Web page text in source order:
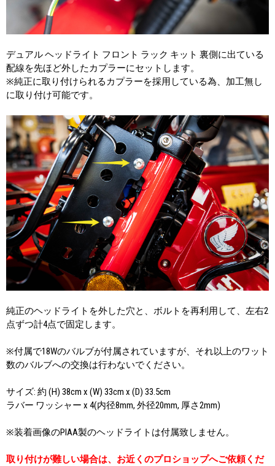
デュアル ヘッドライト フロント ラック キット 裏側に出ている
配線を先ほど外したカプラーにセットします。
※純正に取り付けられるカプラーを採用している為、加工無し
に取り付け可能です。
純正のヘッドライトを外した穴と、ボルトを再利用して、左右2
点ずつ計4点で固定します。
※付属で18Wのバルブが付属されていますが、それ以上のワット
数のバルブへの交換は行わないでください。
サイズ: 約 (H) 38cm x (W) 33cm x (D) 33.5cm
ラバー ワッシャー x 4(内径8mm, 外径20mm, 厚さ2mm)
※装着画像のPIAA製のヘッドライトは付属致しません。
取り付けが難しい場合は、お近くのプロショップへご依頼くだ